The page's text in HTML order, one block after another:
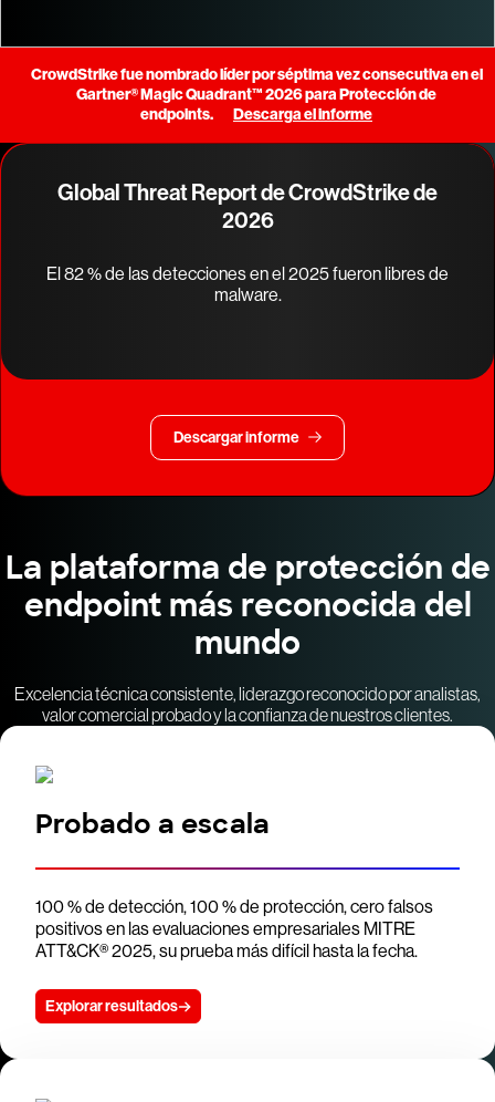
CrowdStrike fue nombrado líder por séptima vez consecutiva en el
Gartner® Magic Quadrant™ 2026 para Protección de
endpoints.
Descarga el informe
Global Threat Report de CrowdStrike de
2026
El 82 % de las detecciones en el 2025 fueron libres de
malware.
Descargar informe
La plataforma de protección de
endpoint más reconocida del
mundo
Excelencia técnica consistente, liderazgo reconocido por analistas,
valor comercial probado y la confianza de nuestros clientes.
Probado a escala
100 % de detección, 100 % de protección, cero falsos
positivos en las evaluaciones empresariales MITRE
ATT&CK® 2025, su prueba más difícil hasta la fecha.
Explorar resultados